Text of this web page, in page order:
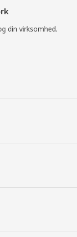
din virksomhed.